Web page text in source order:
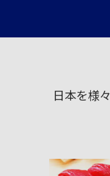
日本を様